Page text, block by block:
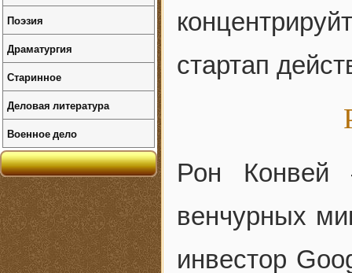
стартап
Рон Конвей
венчурных
инвестор
Поэзия
Драматургия
Старинное
Деловая литература
Военное дело